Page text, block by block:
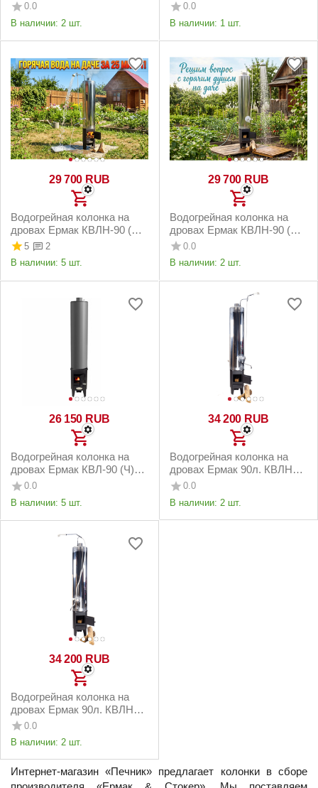
Интернет-магазин «Печник» предлагает колонки в сборе
2.0 INOX ( Ч) правая
0.0
В наличии: 2 шт.
2.0 INOX (Ч) левая
0.0
В наличии: 1 шт.
29 700 RUB
Водогрейная колонка на
дровах Ермак КВЛН-90 (С)
левая
5
2
В наличии: 5 шт.
29 700 RUB
Водогрейная колонка на
дровах Ермак КВЛН-90 (С)
правая
0.0
В наличии: 2 шт.
26 150 RUB
Водогрейная колонка на
дровах Ермак КВЛ-90 (Ч)
правая
0.0
В наличии: 5 шт.
34 200 RUB
Водогрейная колонка на
дровах Ермак 90л. КВЛН
2.0 INOX (С) правая
0.0
В наличии: 2 шт.
34 200 RUB
Водогрейная колонка на
дровах Ермак 90л. КВЛН
2.0 INOX (С) левая
0.0
В наличии: 2 шт.